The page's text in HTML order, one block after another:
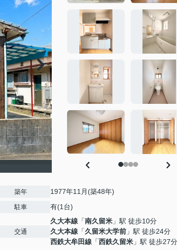
築年 1977年11月(築48年)
駐車 有(1台)
交通
久大本線 「南久留米 」駅 徒歩10分
久大本線 「久留米大学前 」駅 徒歩24分
西鉄大牟田線 「西鉄久留米 」駅 徒歩27分